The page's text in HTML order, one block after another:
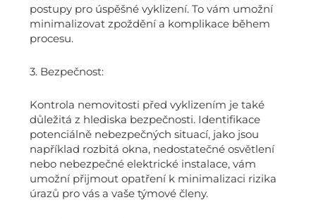
postupy pro úspěšné vyklizení. To vám umožní
minimalizovat zpoždění a komplikace během
procesu.
3. Bezpečnost:
Kontrola nemovitosti před vyklizením je také
důležitá z hlediska bezpečnosti. Identifikace
potenciálně nebezpečných situací, jako jsou
například rozbitá okna, nedostatečné osvětlení
nebo nebezpečné elektrické instalace, vám
umožní přijmout opatření k minimalizaci rizika
úrazů pro vás a vaše týmové členy.